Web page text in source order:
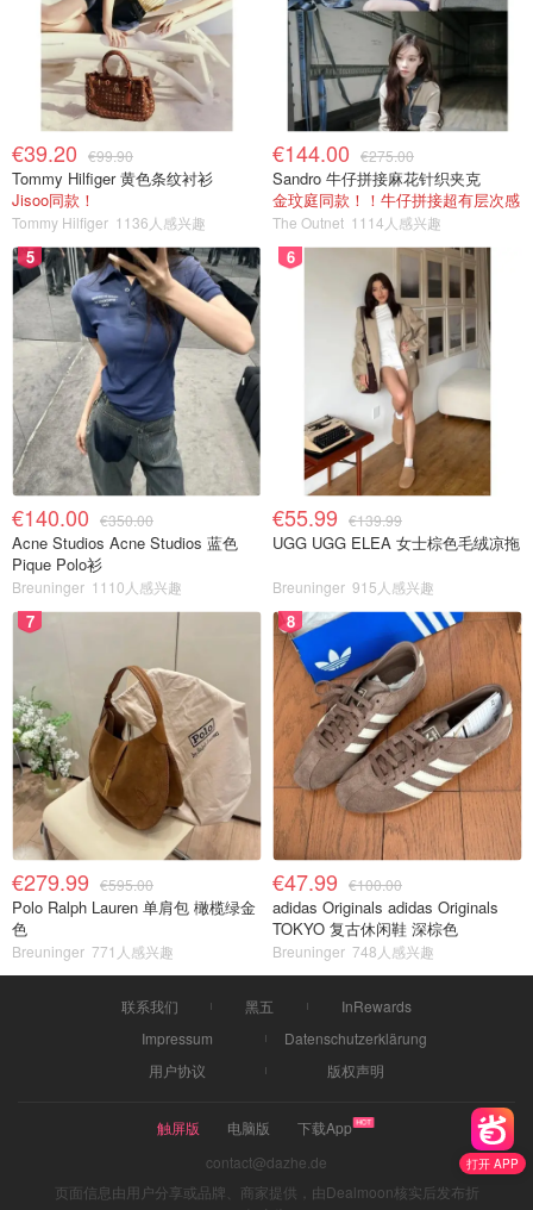
打开 APP
€39.20 €99.90
Tommy Hilfiger 黄色条纹衬衫
Jisoo同款！
Tommy Hilfiger 1136人感兴趣
€144.00 €275.00
Sandro 牛仔拼接麻花针织夹克
金玟庭同款！！牛仔拼接超有层次感
The Outnet 1114人感兴趣
5
€140.00 €350.00
Acne Studios Acne Studios 蓝色
Pique Polo衫
Breuninger 1110人感兴趣
6
€55.99 €139.99
UGG UGG ELEA 女士棕色毛绒凉拖
Breuninger 915人感兴趣
7
€279.99 €595.00
Polo Ralph Lauren 单肩包 橄榄绿金
色
Breuninger 771人感兴趣
8
€47.99 €100.00
adidas Originals adidas Originals
TOKYO 复古休闲鞋 深棕色
Breuninger 748人感兴趣
联系我们 黑五
InRewards
Impressum
Datenschutzerklärung
用户协议
版权声明
触屏版 电脑版
下载App
contact@dazhe.de
页面信息由用户分享或品牌、商家提供，由Dealmoon核实后发布折